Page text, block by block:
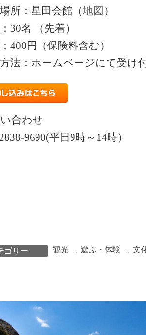
所：星田会館（地図 ）
30名 （先着）
400円（保険料含む）
法：ホームページにて受け
合わせ
9690(平日9時～14時）
ゴリー 観光 、 遊ぶ・体験 、 文